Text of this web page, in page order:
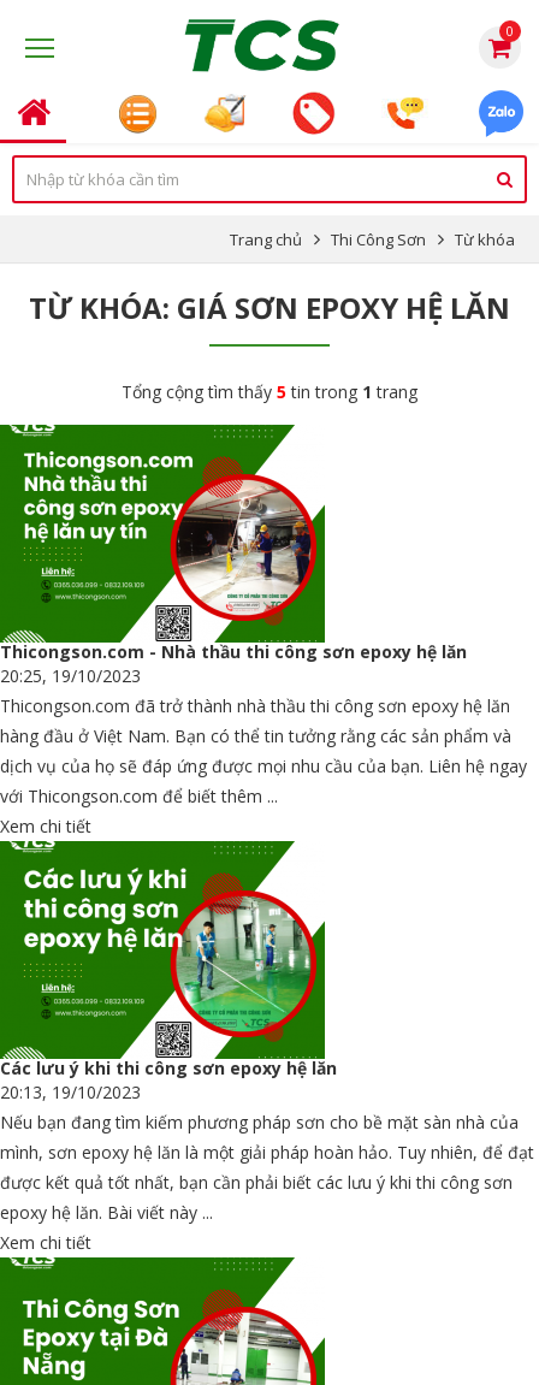
0
Trang chủ Thi Công Sơn Từ khóa
TỪ KHÓA: GIÁ SƠN EPOXY HỆ LĂN
Tổng cộng tìm thấy 5tin trong 1 trang
Thicongson.com - Nhà thầu thi công sơn epoxy hệ lăn
20:25, 19/10/2023
Thicongson.com đã trở thành nhà thầu thi công sơn epoxy hệ lăn
hàng đầu ở Việt Nam. Bạn có thể tin tưởng rằng các sản phẩm và
dịch vụ của họ sẽ đáp ứng được mọi nhu cầu của bạn. Liên hệ ngay
với Thicongson.com để biết thêm ...
Xem chi tiết
Các lưu ý khi thi công sơn epoxy hệ lăn
20:13, 19/10/2023
Nếu bạn đang tìm kiếm phương pháp sơn cho bề mặt sàn nhà của
mình, sơn epoxy hệ lăn là một giải pháp hoàn hảo. Tuy nhiên, để đạt
được kết quả tốt nhất, bạn cần phải biết các lưu ý khi thi công sơn
epoxy hệ lăn. Bài viết này ...
Xem chi tiết